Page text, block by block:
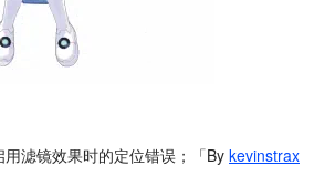
滤镜效果时的定位错误；「By kevinstrax